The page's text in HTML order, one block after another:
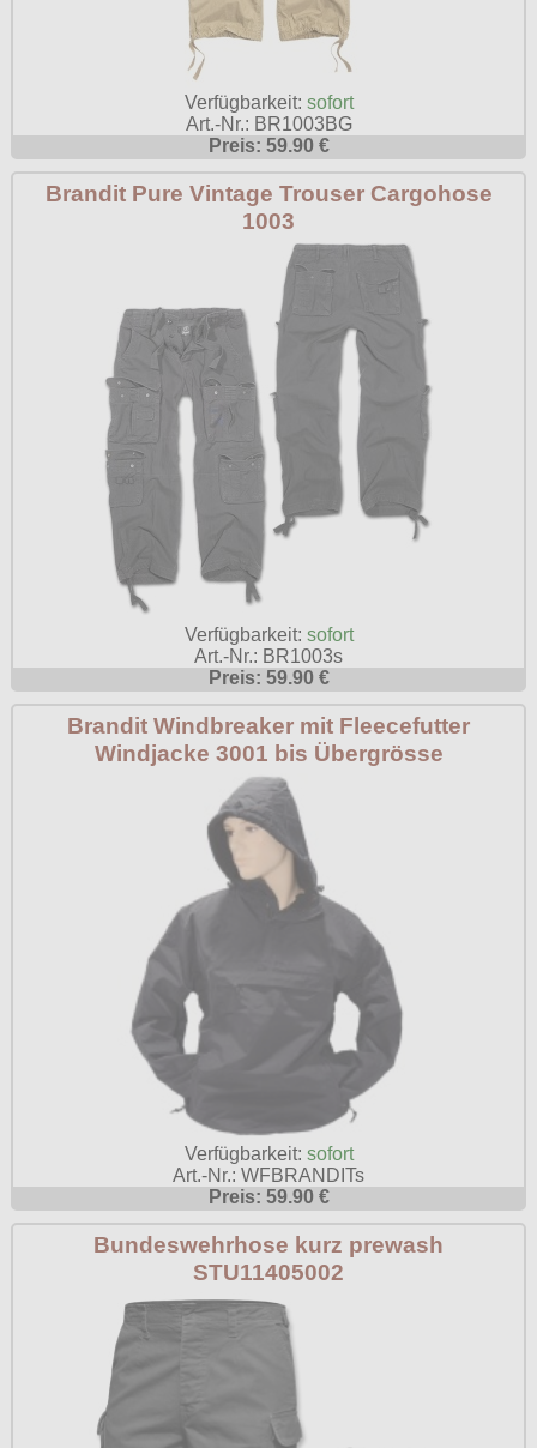
Verfügbarkeit: sofort
Art.-Nr.: BR1003BG
Preis: 59.90 €
Brandit Pure Vintage Trouser Cargohose
1003
Verfügbarkeit: sofort
Art.-Nr.: BR1003s
Preis: 59.90 €
Brandit Windbreaker mit Fleecefutter
Windjacke 3001 bis Übergrösse
Verfügbarkeit: sofort
Art.-Nr.: WFBRANDITs
Preis: 59.90 €
Bundeswehrhose kurz prewash
STU11405002